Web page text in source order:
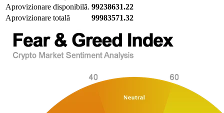
Aprovizionare disponibilă. 99238631.22
Aprovizionare totală
99983571.32